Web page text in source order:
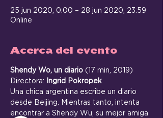
25 jun 2020, 0:00 – 28 jun 2020, 23:59
Online
Acerca del evento
Shendy Wo, un diario (17 min, 2019)
Directora:
Ingrid Pokropek
Una chica argentina escribe un diario
desde Beijing. Mientras tanto, intenta
encontrar a Shendy Wu, su mejor amiga